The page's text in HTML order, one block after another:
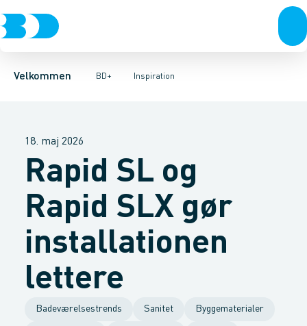
Velkommen BD+
ProdukterFordeleKontaktBæredygtighed
Inspiration
Månedens tilbud
18. maj 2026
Rapid SL og
Rapid SLX gør
installationen
lettere
Badeværelsestrends Sanitet Byggematerialer